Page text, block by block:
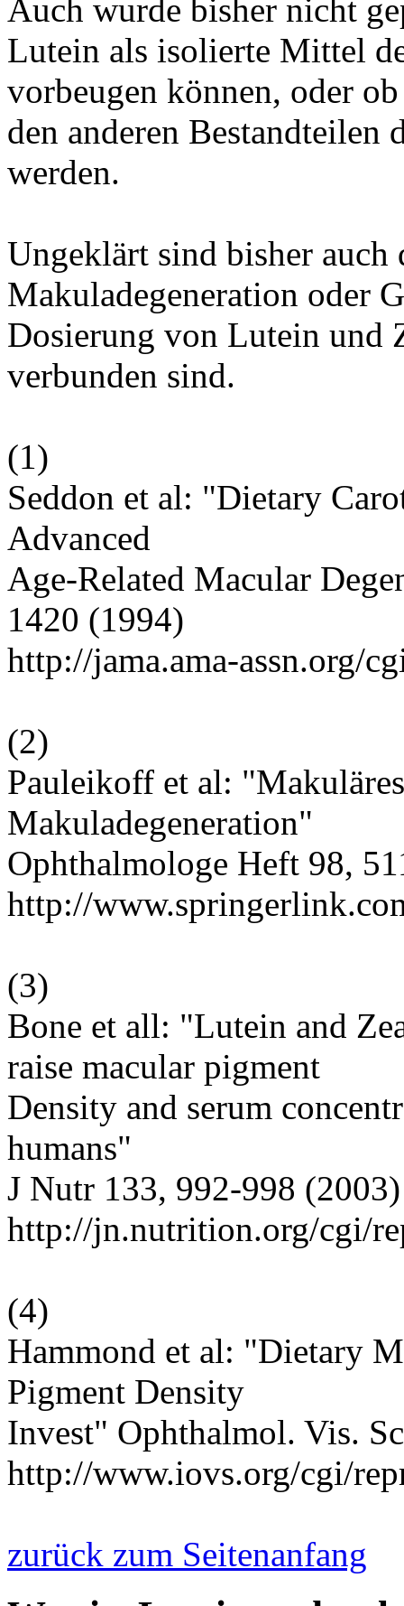
Auch wurde bisher nicht
Lutein als isolierte Mittel
vorbeugen können, oder
den anderen Bestandteilen
werden.
Ungeklärt sind bisher
Makuladegeneration oder
Dosierung von Lutein und
verbunden sind.
(1)
Seddon et al: "Dietary
Advanced
Age-Related Macular
1420 (1994)
http://jama.ama-assn.org/
(2)
Pauleikoff et al:
Makuladegeneration"
Ophthalmologe Heft 98,
http://
(3)
Bone et all: "Lutein and
raise macular pigment
Density and serum
humans"
J Nutr 133, 992-998 (2003)
http://jn.nutrition.org/cgi/
(4)
Hammond et al: "Dietary
Pigment Density
Invest" Ophthalmol. Vis.
http://www.iovs.org/cgi/
zurück zum Seitenanfang